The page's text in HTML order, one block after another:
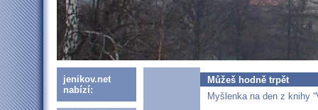
jenikov.net
nabízí:
Můžeš hodně trpět
Myšlenka na den z knihy